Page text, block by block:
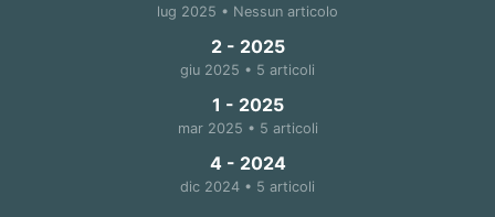
lug 2025 • Nessun articolo
2 - 2025
giu 2025 • 5 articoli
1 - 2025
mar 2025 • 5 articoli
4 - 2024
dic 2024 • 5 articoli